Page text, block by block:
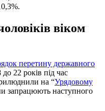
віком
перетину державного
до 22 років під час
на “Урядовому
запрацюють наступного